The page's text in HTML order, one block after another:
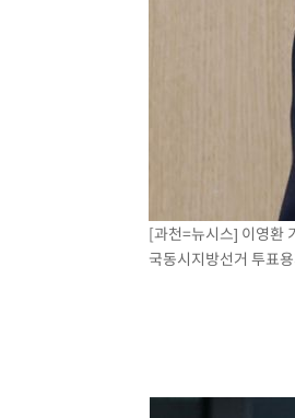
[과천=뉴시스] 이영환
국동시지방선거 투표